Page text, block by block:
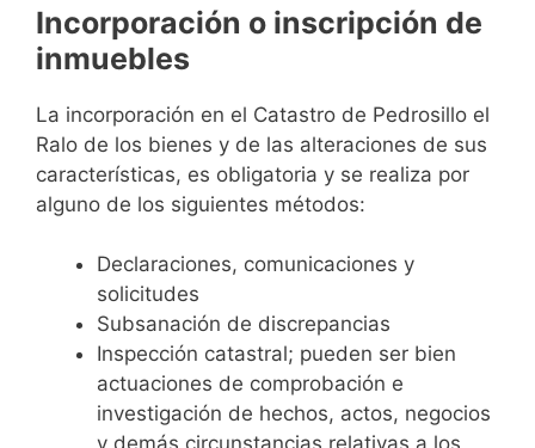
Incorporación o inscripción de
inmuebles
La incorporación en el Catastro de Pedrosillo el
Ralo de los bienes y de las alteraciones de sus
características, es obligatoria y se realiza por
alguno de los siguientes métodos:
Declaraciones, comunicaciones y
solicitudes
Subsanación de discrepancias
Inspección catastral; pueden ser bien
actuaciones de comprobación e
investigación de hechos, actos, negocios